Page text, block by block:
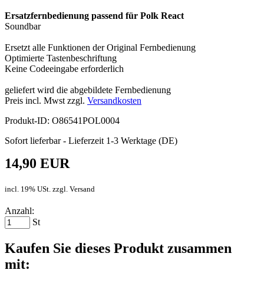
Ersatzfernbedienung passend für Polk React
Soundbar
Ersetzt alle Funktionen der Original Fernbedienung
Optimierte Tastenbeschriftung
Keine Codeeingabe erforderlich
geliefert wird die abgebildete Fernbedienung
Preis incl. Mwst zzgl. Versandkosten
Produkt-ID: O86541POL0004
Sofort lieferbar - Lieferzeit 1-3 Werktage (DE)
14,90 EUR
incl. 19% USt. zzgl. Versand
Anzahl:
St
Kaufen Sie dieses Produkt zusammen
mit: